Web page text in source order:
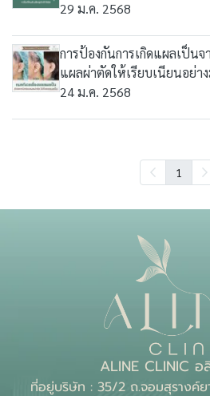
29 ม.ค. 2568
การป้องกันการเกิดแผลเป็น
แผลผ่าตัดให้เรียบเนียนอย่า
24 ม.ค. 2568
1
ALINE CLINIC
ที่อยู่บริษัท : 35/2 ถ.จอมสุรางค์ย